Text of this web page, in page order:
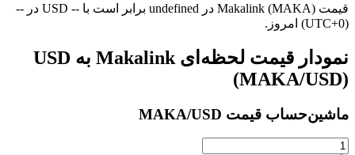
قیمت Makalink (MAKA) در undefined برابر است با -- USD در --
(UTC+0) امروز.
نمودار قیمت لحظه‌ای Makalink به USD
(MAKA/USD)
ماشین‌حساب قیمت MAKA/USD